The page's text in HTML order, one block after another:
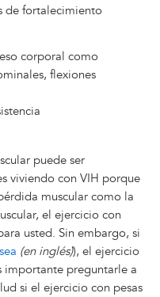
de fortalecimiento
corporal como
flexiones
puede ser
viviendo con VIH porque
muscular como la
el ejercicio con
usted. Sin embargo, si
(en inglés)), el ejercicio
importante preguntarle a
si el ejercicio con pesas